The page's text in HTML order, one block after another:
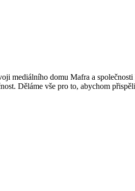
mediálního domu Mafra a
Děláme vše pro to, abychom